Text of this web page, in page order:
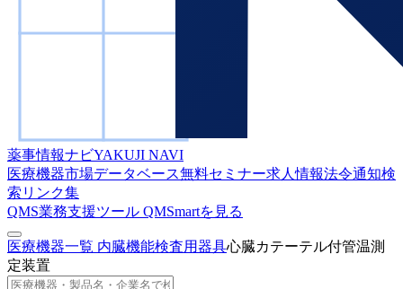
薬事情報ナビYAKUJI NAVI
医療機器市場データベース無料セミナー求人情報法令通知検
索 リンク集
QMS業務支援ツール QMSmartを見る
医療機器一覧 内臓機能検査用器具心臓カテーテル付管温測
定装置